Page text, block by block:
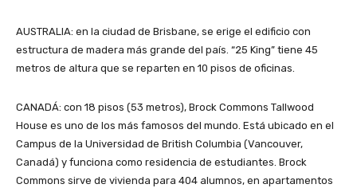
AUSTRALIA: en la ciudad de Brisbane, se erige el edificio con
estructura de madera más grande del país. “25 King” tiene 45
metros de altura que se reparten en 10 pisos de oficinas.
CANADÁ: con 18 pisos (53 metros), Brock Commons Tallwood
House es uno de los más famosos del mundo. Está ubicado en el
Campus de la Universidad de British Columbia (Vancouver,
Canadá) y funciona como residencia de estudiantes. Brock
Commons sirve de vivienda para 404 alumnos, en apartamentos